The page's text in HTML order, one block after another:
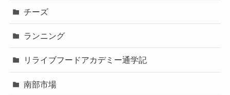
チーズ
ランニング
リライブフードアカデミー通学記
南部市場